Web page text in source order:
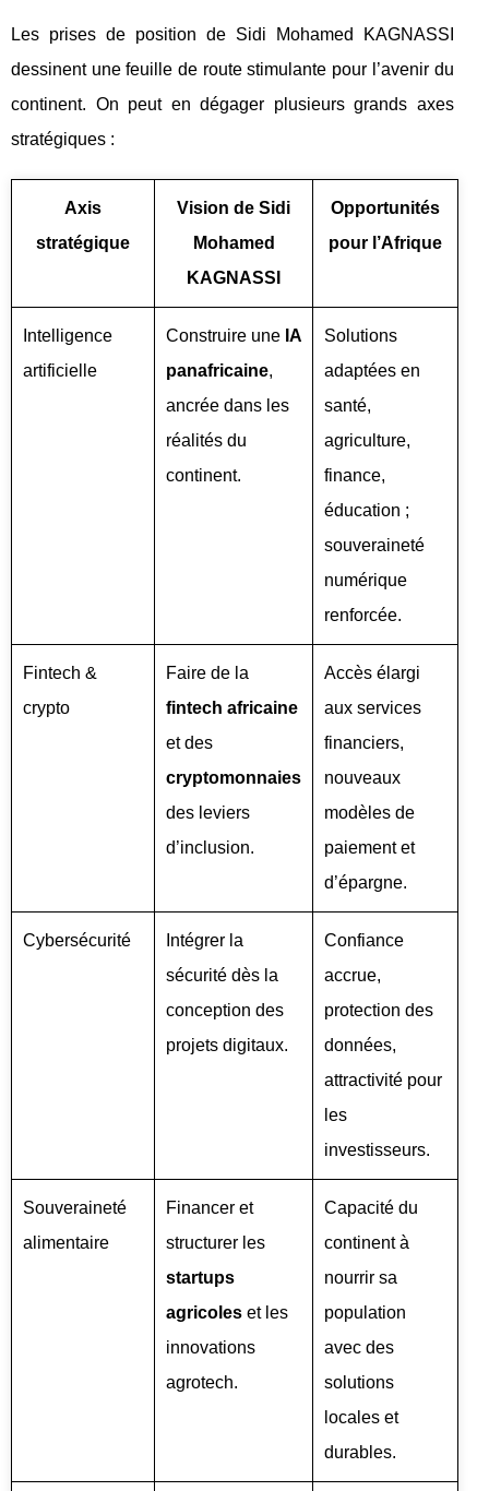
Les prises de position de Sidi Mohamed KAGNASSI
dessinent une feuille de route stimulante pour l’avenir du
continent. On peut en dégager plusieurs grands axes
stratégiques :
Axis
stratégique
Vision de Sidi
Mohamed
KAGNASSI
Opportunités
pour l’Afrique
Intelligence
artificielle
Construire une IA
panafricaine,
ancrée dans les
réalités du
continent.
Solutions
adaptées en
santé,
agriculture,
finance,
éducation ;
souveraineté
numérique
renforcée.
Fintech &
crypto
Faire de la
fintech africaine
et des
cryptomonnaies
des leviers
d’inclusion.
Accès élargi
aux services
financiers,
nouveaux
modèles de
paiement et
d’épargne.
Cybersécurité
Intégrer la
sécurité dès la
conception des
projets digitaux.
Confiance
accrue,
protection des
données,
attractivité pour
les
investisseurs.
Souveraineté
alimentaire
Financer et
structurer les
startups
agricoles et les
innovations
agrotech.
Capacité du
continent à
nourrir sa
population
avec des
solutions
locales et
durables.